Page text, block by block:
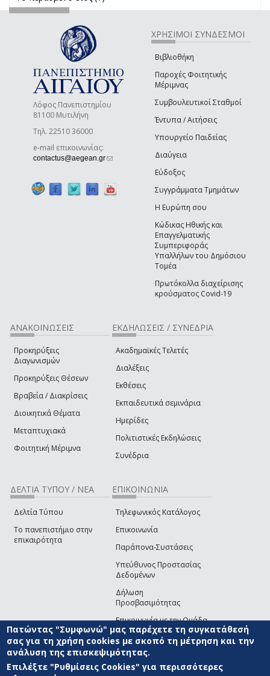
Λόφος Πανεπιστημίου
81100 Μυτιλήνη
Τηλ. 22510 36000
e-mail επικοινωνίας:
contactus@aegean.gr(link sends e-mail)
ΧΡΗΣΙΜΟΙ ΣΥΝΔΕΣΜΟΙ
Βιβλιοθήκη
Παροχές Φοιτητικής
Μέριμνας
Συμβουλευτικοί Σταθμοί
Έντυπα / Αιτήσεις
Υπουργείο Παιδείας
Διαύγεια
Εύδοξος
Συγγράμματα Τμημάτων
Η Ευρώπη σου
Κώδικας Ηθικής και
Επαγγελματικής
Συμπεριφοράς
Υπαλλήλων του Δημόσιου
Τομέα
Πρωτόκολλα διαχείρισης
κρούσματος Covid-19
ΑΝΑΚΟΙΝΩΣΕΙΣ
Προκηρύξεις
Διαγωνισμών
Προκηρύξεις Θέσεων
Βραβεία / Διακρίσεις
Διοικητικά Θέματα
Μεταπτυχιακά
Φοιτητική Μέριμνα
ΕΚΔΗΛΩΣΕΙΣ / ΣΥΝΕΔΡΙΑ
Ακαδημαϊκές Τελετές
Διαλέξεις
Εκθέσεις
Εκπαιδευτικά σεμινάρια
Ημερίδες
Πολιτιστικές Εκδηλώσεις
Συνέδρια
ΔΕΛΤΙΑ ΤΥΠΟΥ / ΝΕΑ
Δελτία Τύπου
Το πανεπιστήμιο στην
επικαιρότητα
ΕΠΙΚΟΙΝΩΝΙΑ
Τηλεφωνικός Κατάλογος
Επικοινωνία
Παράπονα-Συστάσεις
Υπεύθυνος Προστασίας
Δεδομένων
Δήλωση
Προσβασιμότητας
Επικοινωνία με την Ομάδα
Ανάπτυξης του site(link sends e-mail)
© ΠΑΝΕΠΙΣΤΗΜΙΟ ΑΙΓΑΙΟΥ ΟΡΟΙ ΧΡΗΣΗΣ
ΑΝΑΠΤΥΞΗΣ
Πατώντας "Συμφωνώ" μας παρέχετε τη συγκατάθεσή
σας για τη χρήση cookies με σκοπό τη μέτρηση και την
ανάλυση της επισκεψιμότητας.
Επιλέξτε "Ρυθμίσεις Cookies" για περισσότερες